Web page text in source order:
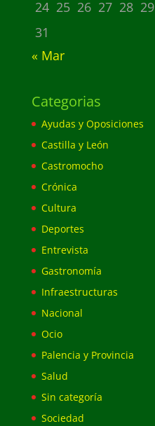
24 25 26 27 28 29
31
« Mar
Categorias
Ayudas y Oposiciones
Castilla y León
Castromocho
Crónica
Cultura
Deportes
Entrevista
Gastronomía
Infraestructuras
Nacional
Ocio
Palencia y Provincia
Salud
Sin categoría
Sociedad